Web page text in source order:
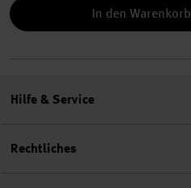
In den Warenkorb
Hilfe & Service
Rechtliches